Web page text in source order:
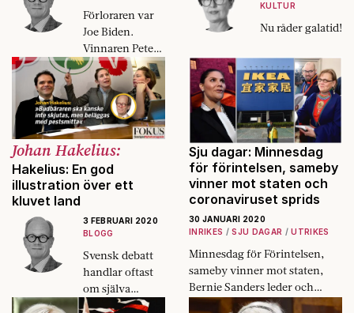
Förloraren var
Joe Biden.
Vinnaren Pete
Buttigieg. Iowa
ritade om
demokraternas
karta, men
kampen är
långt ifrån över.
KULTUR
Nu råder galatid!
Johan Hakelius:
Hakelius: En god
illustration över ett
kluvet land
3 FEBRUARI 2020
BLOGG
Svensk debatt
handlar oftast
om själva
debatten och
Sju dagar: Minnesdag
för förintelsen, sameby
vinner mot staten och
coronaviruset sprids
30 JANUARI 2020
INRIKES
SJU DAGAR UTRIKES
Minnesdag för Förintelsen,
sameby vinner mot staten,
Bernie Sanders leder och
corona­viruset sprids.